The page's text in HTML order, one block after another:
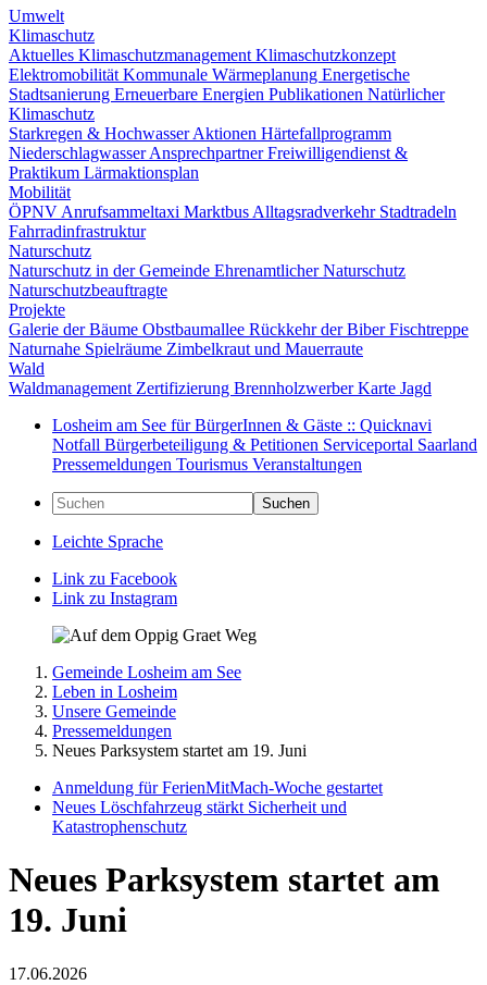
Umwelt
Klimaschutz
Aktuelles Klimaschutzmanagement Klimaschutzkonzept
Elektromobilität Kommunale Wärmeplanung Energetische
Stadtsanierung Erneuerbare Energien Publikationen Natürlicher
Klimaschutz
Starkregen & HochwasserAktionen Härtefallprogramm
NiederschlagwasserAnsprechpartnerFreiwilligendienst &
Praktikum Lärmaktionsplan
Mobilität
ÖPNV Anrufsammeltaxi Marktbus Alltagsradverkehr Stadtradeln
Fahrradinfrastruktur
Naturschutz
Naturschutz in der Gemeinde Ehrenamtlicher Naturschutz
Naturschutzbeauftragte
Projekte
Galerie der Bäume Obstbaumallee Rückkehr der BiberFischtreppe
Naturnahe Spielräume Zimbelkraut und Mauerraute
Wald
Waldmanagement Zertifizierung BrennholzwerberKarte Jagd
Losheim am See für BürgerInnen & Gäste :: Quicknavi
Notfall Bürgerbeteiligung & Petitionen Serviceportal Saarland
Pressemeldungen Tourismus Veranstaltungen
Suchen
Leichte Sprache
Link zu Facebook
Link zu Instagram
Gemeinde Losheim am See
Leben in Losheim
Unsere Gemeinde
Pressemeldungen
Neues Parksystem startet am 19. Juni
Anmeldung für FerienMitMach-Woche gestartet
Neues Löschfahrzeug stärkt Sicherheit und
Katastrophenschutz
Neues Parksystem startet am
19. Juni
17.06.2026